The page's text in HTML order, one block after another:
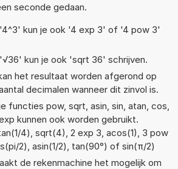
seconde gedaan.
'4^3' kun je ook '4 exp 3' of '4 pow 3'
kun je ook 'sqrt 36' schrijven.
het resultaat worden afgerond op
decimalen wanneer dit zinvol is.
functies pow, sqrt, asin, sin, atan, cos,
kunnen ook worden gebruikt.
4), sqrt(4), 2 exp 3, acos(1), 3 pow
2), asin(1/2), tan(90°) of sin(π/2)
de rekenmachine het mogelijk om